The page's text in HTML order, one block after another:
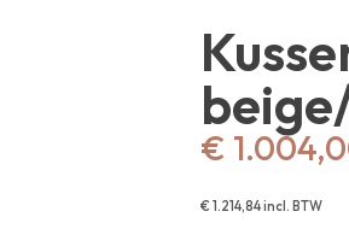
€
€ 1.214,84incl. BTW